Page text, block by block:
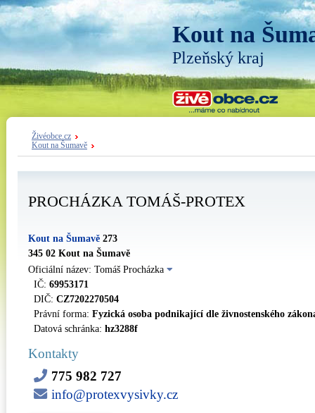
Kout na
Plzeňský kraj
Živéobce.cz
Kout na Šumavě
PROCHÁZKA TOMÁŠ-PROTEX
Kout na Šumavě 273
345 02 Kout na Šumavě
Oficiální název: Tomáš Procházka
IČ: 69953171
DIČ: CZ7202270504
Právní forma: Fyzická osoba podnikající dle živnostenského
Datová schránka: hz3288f
Kontakty
775 982 727
info@protexvysivky.cz